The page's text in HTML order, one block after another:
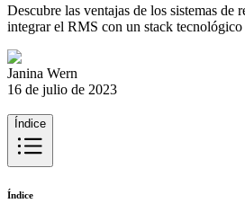
Descubre las ventajas de los sistemas de
integrar el RMS con un stack tecnológico
Janina Wern
16 de julio de 2023
Índice
Índice